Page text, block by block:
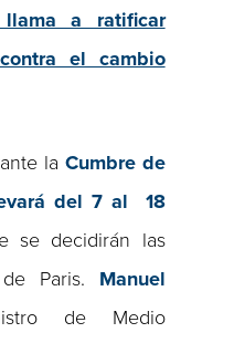
llama a ratificar
el cambio
la Cumbre de
del 7 al 18
se decidirán las
Paris. Manuel
de Medio